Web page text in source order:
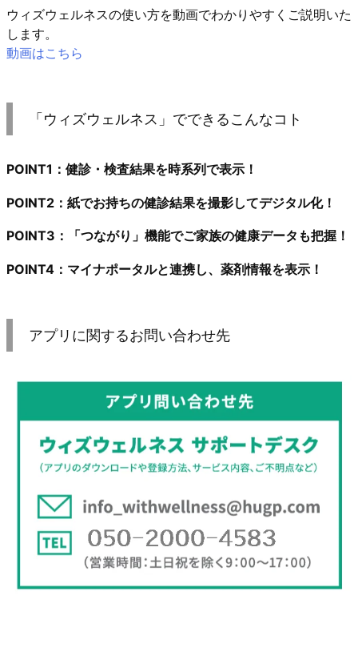
ウィズウェルネスの使い方を動画でわかりやすくご説明いた
します。
動画はこちら
「ウィズウェルネス」でできるこんなコト
POINT1：健診・検査結果を時系列で表示！
POINT2：紙でお持ちの健診結果を撮影してデジタル化！
POINT3：「つながり」機能でご家族の健康データも把握！
POINT4：マイナポータルと連携し、薬剤情報を表示！
アプリに関するお問い合わせ先